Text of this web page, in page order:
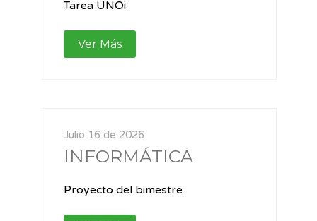
Tarea UNOi
Ver Más
Julio 16 de 2026
INFORMÁTICA
Proyecto del bimestre